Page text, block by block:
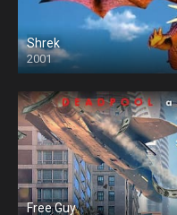
Shrek
2001
Free Guy